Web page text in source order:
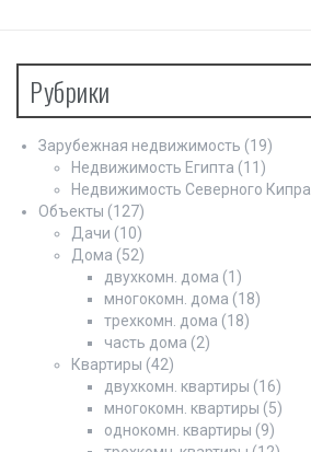
Рубрики
Зарубежная недвижимость (19)
Недвижимость Египта (11)
Недвижимость Северного Кипра
Объекты (127)
Дачи (10)
Дома (52)
двухкомн. дома (1)
многокомн. дома (18)
трехкомн. дома (18)
часть дома (2)
Квартиры (42)
двухкомн. квартиры (16)
многокомн. квартиры (5)
однокомн. квартиры (9)